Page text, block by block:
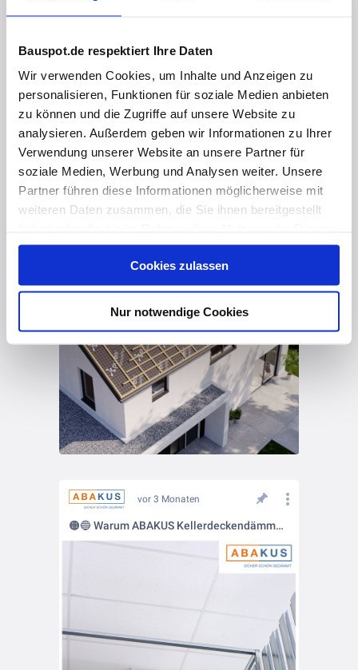
Bauspot.de respektiert Ihre Daten
Wir verwenden Cookies, um Inhalte und Anzeigen zu
personalisieren, Funktionen für soziale Medien anbieten
zu können und die Zugriffe auf unsere Website zu
analysieren. Außerdem geben wir Informationen zu Ihrer
Verwendung unserer Website an unsere Partner für
soziale Medien, Werbung und Analysen weiter. Unsere
Partner führen diese Informationen möglicherweise mit
weiteren Daten zusammen, die Sie ihnen bereitgestellt
gesammelt haben. Hier finden Sie Informationen zum
und unserImpressum.
Cookies zulassen
Nur notwendige Cookies
vor 3 Monaten
vor 3 Monaten
🟠🔵 Warum ABAKUS Kellerdeckendämmung?